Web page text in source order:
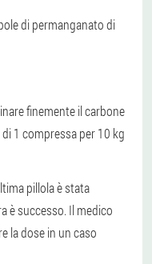
di permanganato di
finemente il carbone
1 compressa per 10 kg
pillola è stata
è successo. Il medico
la dose in un caso